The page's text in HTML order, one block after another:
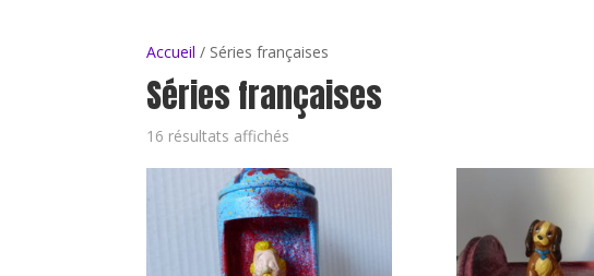
Accueil / Séries françaises
Séries françaises
16 résultats affichés